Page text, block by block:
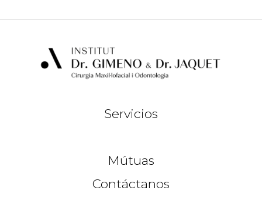
Servicios
Mútuas
Contáctanos